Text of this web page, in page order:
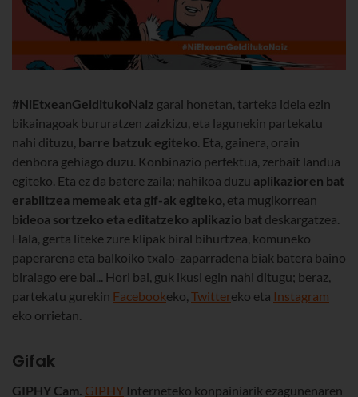
#NiEtxeanGelditukoNaiz garai honetan, tarteka ideia ezin
bikainagoak bururatzen zaizkizu, eta lagunekin partekatu
nahi dituzu, barre batzuk egiteko. Eta, gainera, orain
denbora gehiago duzu. Konbinazio perfektua, zerbait landua
egiteko. Eta ez da batere zaila; nahikoa duzu aplikazioren bat
erabiltzea memeak eta gif-ak egiteko, eta mugikorrean
bideoa sortzeko eta editatzeko aplikazio bat deskargatzea.
Hala, gerta liteke zure klipak biral bihurtzea, komuneko
paperarena eta balkoiko txalo-zaparradena biak batera baino
biralago ere bai... Hori bai, guk ikusi egin nahi ditugu; beraz,
partekatu gurekin Facebookeko, Twittereko eta Instagram
eko orrietan.
Gifak
GIPHY Cam. GIPHY Interneteko konpainiarik ezagunenaren